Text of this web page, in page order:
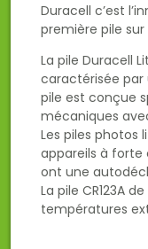
Duracell c’est
première pile sur
La pile Duracell
caractérisée par
pile est conçue
mécaniques
Les piles photos
appareils à
ont une
La pile CR123A
températures